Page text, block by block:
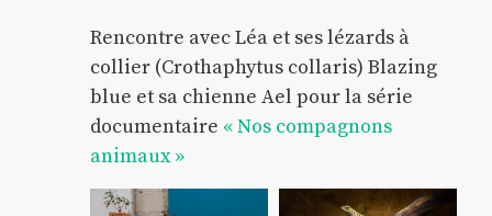
Rencontre avec Léa et ses lézards à
collier (Crothaphytus collaris) Blazing
blue et sa chienne Ael pour la série
documentaire « Nos compagnons
animaux »